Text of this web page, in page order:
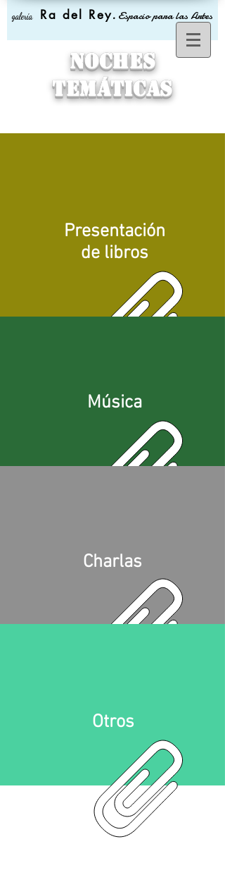
galería Ra del Rey. Espacio para las Artes
Noches
temáticas
Presentación
de libros
Música
Charlas
Otros